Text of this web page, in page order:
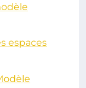
espaces